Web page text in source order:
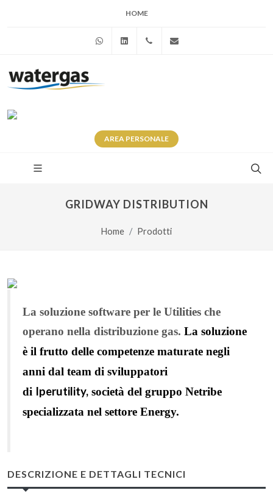
HOME
WhatsAppLinkedin+39 345 281 0246
AREA PERSONALE
GRIDWAY DISTRIBUTION
Home Prodotti
La soluzione software per le Utilities che
operano nella distribuzione gas. La soluzione
è il frutto delle competenze maturate negli
anni dal team di sviluppatori
di Iperutility, società del gruppo Netribe
specializzata nel settore Energy.
DESCRIZIONE E DETTAGLI TECNICI